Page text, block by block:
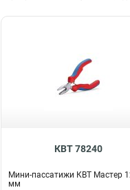
КВТ 78240
Мини-пассатижи КВТ Мастер
мм